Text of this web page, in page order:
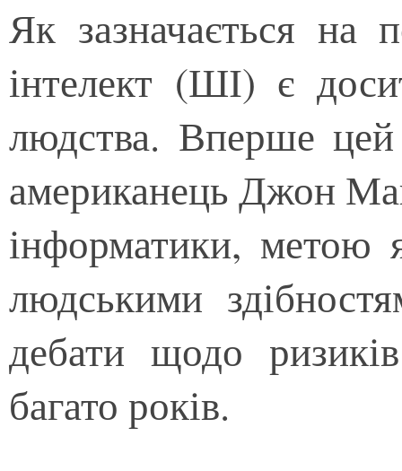
Як зазначається на
інтелект (ШІ) є
людства. Вперше
американець Джон
інформатики, метою
людськими
дебати щодо ризиків
багато років.